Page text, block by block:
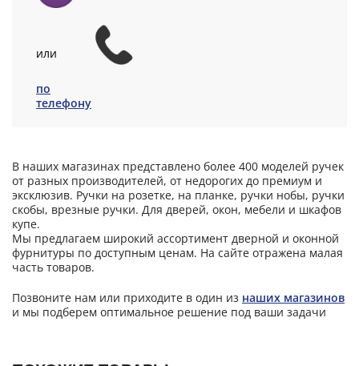
или
по
телефону
В наших магазинах представлено более 400 моделей ручек
от разных производителей, от недорогих до премиум и
эксклюзив. Ручки на розетке, на планке, ручки нобы, ручки
скобы, врезные ручки. Для дверей, окон, мебели и шкафов
купе.
Мы предлагаем широкий ассортимент дверной и оконной
фурнитуры по доступным ценам. На сайте отражена малая
часть товаров.
Позвоните нам или приходите в один из наших магазинов
и мы подберем оптимальное решение под ваши задачи